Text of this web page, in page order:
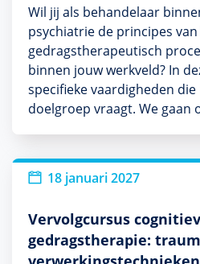
Wil jij als behandelaar
psychiatrie de principes
gedragstherapeutisch
binnen jouw werkveld? In
specifieke vaardigheden
doelgroep vraagt. We gaan
18 januari 2027
Vervolgcursus
gedragstherapie: